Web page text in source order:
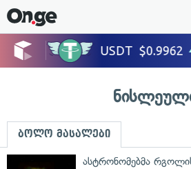
ბოლო მასალები
ასტრონომებმა